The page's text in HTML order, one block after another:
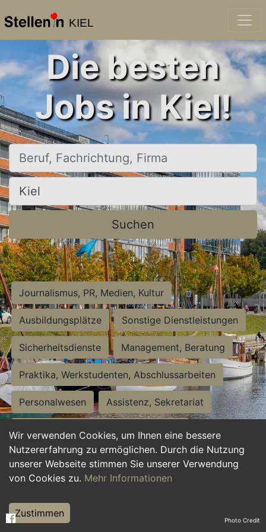
KIEL
Wir verwenden Cookies, um Ihnen eine bessere
Nutzererfahrung zu ermöglichen. Durch die Nutzung
unserer Webseite stimmen Sie unserer Verwendung
von Cookies zu. Mehr Informationen
Zustimmen
Die besten
Jobs in Kiel!
Beruf, Fachrichtung, Firma
Ort, Stadt
Suchen
Journalismus, PR, Medien, Kultur
Ausbildungsplätze Sonstige Dienstleistungen
Sicherheitsdienste Management, Beratung
Praktika, Werkstudenten, Abschlussarbeiten
Personalwesen Assistenz, Sekretariat
Hilfskräfte, Aushilfs- und Nebenjobs
Einkauf, Logistik, Materialwirtschaft
Weiterbildung, Studium, duale Ausbildung
Tourismus
Photo Credit